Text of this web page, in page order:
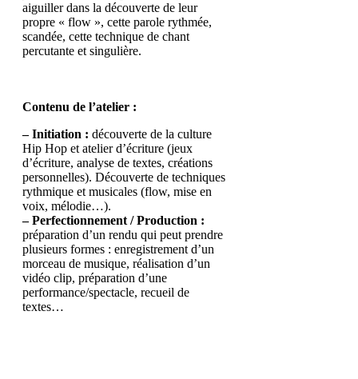
aiguiller dans la découverte de leur
propre « flow », cette parole rythmée,
scandée, cette technique de chant
percutante et singulière.
Contenu de l’atelier :
– Initiation : découverte de la culture
Hip Hop et atelier d’écriture (jeux
d’écriture, analyse de textes, créations
personnelles). Découverte de techniques
rythmique et musicales (flow, mise en
voix, mélodie…).
– Perfectionnement / Production :
préparation d’un rendu qui peut prendre
plusieurs formes : enregistrement d’un
morceau de musique, réalisation d’un
vidéo clip, préparation d’une
performance/spectacle, recueil de
textes…